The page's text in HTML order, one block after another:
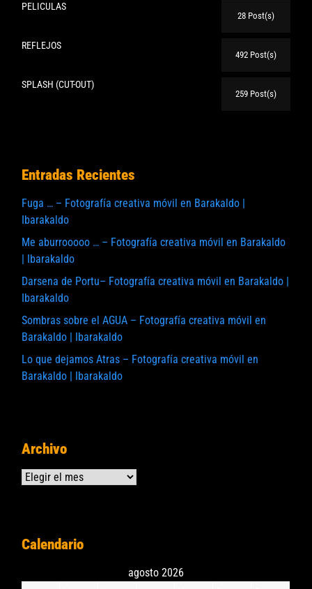
PELICULAS
28 Post(s)
REFLEJOS
492 Post(s)
SPLASH (CUT-OUT)
259 Post(s)
Entradas Recientes
Fuga … – Fotografía creativa móvil en Barakaldo |
Ibarakaldo
Me aburrooooo … – Fotografía creativa móvil en Barakaldo
| Ibarakaldo
Darsena de Portu– Fotografía creativa móvil en Barakaldo |
Ibarakaldo
Sombras sobre el AGUA – Fotografía creativa móvil en
Barakaldo | Ibarakaldo
Lo que dejamos Atras – Fotografía creativa móvil en
Barakaldo | Ibarakaldo
Archivo
Archivos
Calendario
agosto 2026